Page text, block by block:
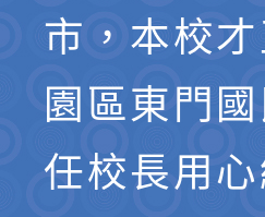
市，本校
園區東門
任校長用